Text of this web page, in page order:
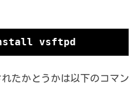
vsftpd
たかとうかは以下のコマン